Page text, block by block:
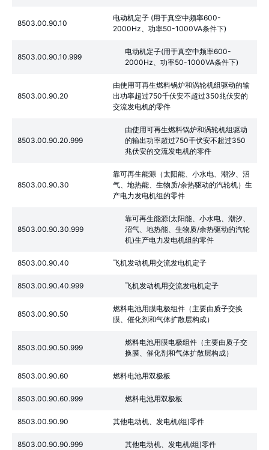
8503.00.90.10
电动机定子 (用于真空中频率600-
2000Hz、功率50-1000VA条件下)
8503.00.90.10.999
电动机定子(用于真空中频率600-
2000Hz、功率50-1000VA条件下)
8503.00.90.20
由使用可再生燃料锅炉和涡轮机组驱动的输
出功率超过750千伏安不超过350兆伏安的
交流发电机的零件
8503.00.90.20.999
由使用可再生燃料锅炉和涡轮机组驱动
的输出功率超过750千伏安不超过350
兆伏安的交流发电机的零件
8503.00.90.30
靠可再生能源（太阳能、小水电、潮汐、沼
气、地热能、生物质/余热驱动的汽轮机）生
产电力发电机组的零件
8503.00.90.30.999
靠可再生能源(太阳能、小水电、潮汐、
沼气、地热能、生物质/余热驱动的汽轮
机)生产电力发电机组的零件
8503.00.90.40 飞机发动机用交流发电机定子
8503.00.90.40.999 飞机发动机用交流发电机定子
8503.00.90.50
燃料电池用膜电极组件（主要由质子交换
膜、催化剂和气体扩散层构成）
8503.00.90.50.999
燃料电池用膜电极组件（主要由质子交
换膜、催化剂和气体扩散层构成）
8503.00.90.60 燃料电池用双极板
8503.00.90.60.999 燃料电池用双极板
8503.00.90.90 其他电动机、发电机(组)零件
8503.00.90.90.999 其他电动机、发电机(组)零件